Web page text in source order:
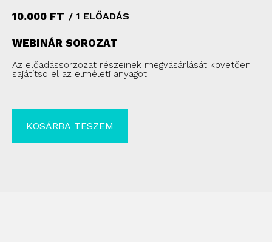
10.000 FT / 1 ELŐADÁS
WEBINÁR SOROZAT
Az előadássorzozat részeinek megvásárlását követően
sajátítsd el az elméleti anyagot.
KOSÁRBA TESZEM